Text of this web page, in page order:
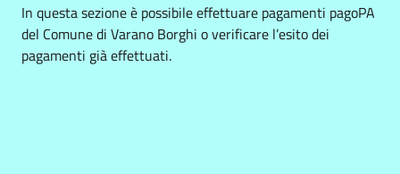
In questa sezione è possibile effettuare pagamenti pagoPA
del Comune di Varano Borghi o verificare l’esito dei
pagamenti già effettuati.